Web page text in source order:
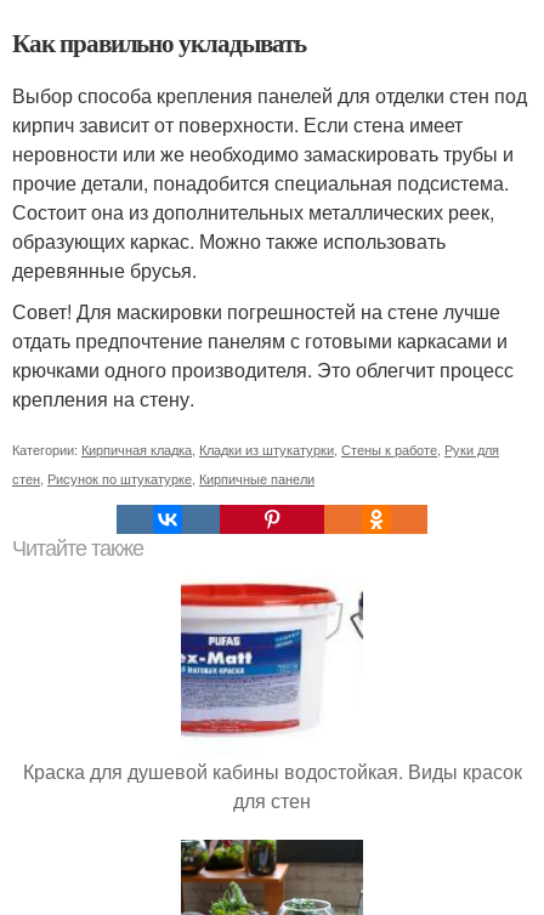
Как правильно укладывать
Выбор способа крепления панелей для отделки стен под
кирпич зависит от поверхности. Если стена имеет
неровности или же необходимо замаскировать трубы и
прочие детали, понадобится специальная подсистема.
Состоит она из дополнительных металлических реек,
образующих каркас. Можно также использовать
деревянные брусья.
Совет! Для маскировки погрешностей на стене лучше
отдать предпочтение панелям с готовыми каркасами и
крючками одного производителя. Это облегчит процесс
крепления на стену.
Категории: Кирпичная кладка Кладки из штукатурки Стены к работе Руки для
стен Рисунок по штукатурке Кирпичные панели
Читайте также
Краска для душевой кабины водостойкая. Виды красок
для стен